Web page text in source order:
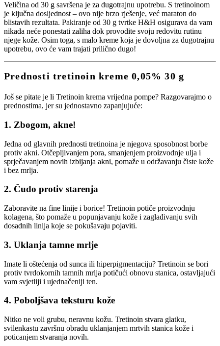
Veličina od 30 g savršena je za dugotrajnu upotrebu. S tretinoinom
je ključna dosljednost – ovo nije brzo rješenje, već maraton do
blistavih rezultata. Pakiranje od 30 g tvrtke H&H osigurava da vam
nikada neće ponestati zaliha dok provodite svoju redovitu rutinu
njege kože. Osim toga, s malo kreme koja je dovoljna za dugotrajnu
upotrebu, ovo će vam trajati prilično dugo!
Prednosti tretinoin kreme 0,05% 30 g
Još se pitate je li Tretinoin krema vrijedna pompe? Razgovarajmo o
prednostima, jer su jednostavno zapanjujuće:
1. Zbogom, akne!
Jedna od glavnih prednosti tretinoina je njegova sposobnost borbe
protiv akni. Otčepljivanjem pora, smanjenjem proizvodnje ulja i
sprječavanjem novih izbijanja akni, pomaže u održavanju čiste kože
i bez mrlja.
2. Čudo protiv starenja
Zaboravite na fine linije i borice! Tretinoin potiče proizvodnju
kolagena, što pomaže u popunjavanju kože i zaglađivanju svih
dosadnih linija koje se pokušavaju pojaviti.
3. Uklanja tamne mrlje
Imate li oštećenja od sunca ili hiperpigmentaciju? Tretinoin se bori
protiv tvrdokornih tamnih mrlja potičući obnovu stanica, ostavljajući
vam svjetliji i ujednačeniji ten.
4. Poboljšava teksturu kože
Nitko ne voli grubu, neravnu kožu. Tretinoin stvara glatku,
svilenkastu završnu obradu uklanjanjem mrtvih stanica kože i
poticanjem stvaranja novih.